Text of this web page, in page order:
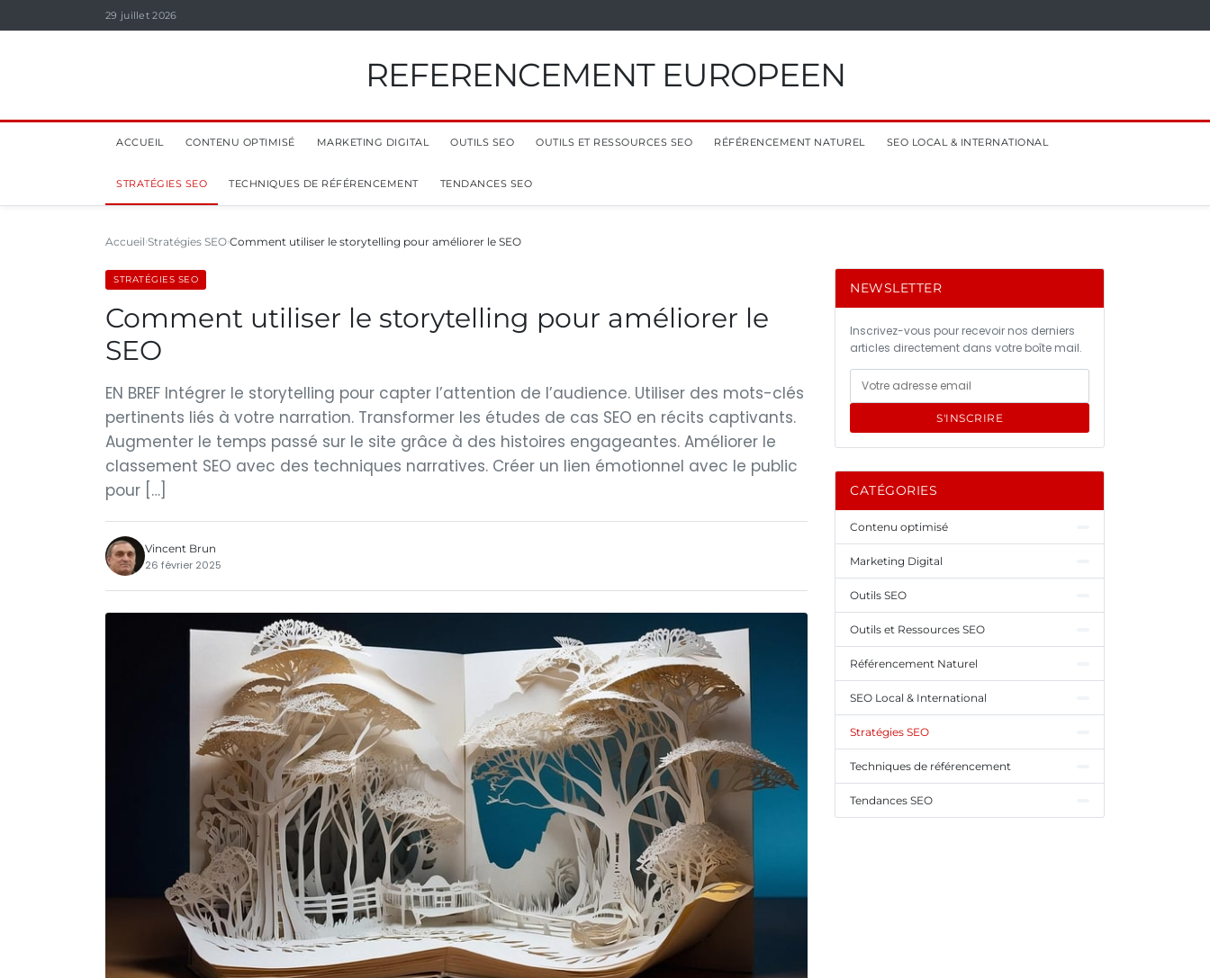
29 juillet 2026
REFERENCEMENT EUROPEEN
ACCUEIL CONTENU OPTIMISÉ MARKETING DIGITAL OUTILS SEO OUTILS ET RESSOURCES SEO RÉFÉRENCEMENT NATUREL SEO LOCAL & INTERNATIONAL
STRATÉGIES SEO TECHNIQUES DE RÉFÉRENCEMENT TENDANCES SEO
Accueil Stratégies SEO Comment utiliser le storytelling pour améliorer le SEO
STRATÉGIES SEO
Comment utiliser le storytelling pour améliorer le
SEO
EN BREF Intégrer le storytelling pour capter l’attention de l’audience. Utiliser des mots-clés
pertinents liés à votre narration. Transformer les études de cas SEO en récits captivants.
Augmenter le temps passé sur le site grâce à des histoires engageantes. Améliorer le
classement SEO avec des techniques narratives. Créer un lien émotionnel avec le public
pour […]
Vincent Brun
26 février 2025
NEWSLETTER
Inscrivez-vous pour recevoir nos derniers
articles directement dans votre boîte mail.
S'INSCRIRE
CATÉGORIES
Contenu optimisé
Marketing Digital
Outils SEO
Outils et Ressources SEO
Référencement Naturel
SEO Local & International
Stratégies SEO
Techniques de référencement
Tendances SEO